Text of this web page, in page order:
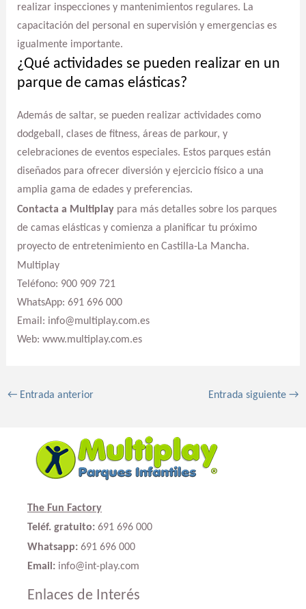
realizar inspecciones y mantenimientos regulares. La
capacitación del personal en supervisión y emergencias es
igualmente importante.
¿Qué actividades se pueden realizar en un
parque de camas elásticas?
Además de saltar, se pueden realizar actividades como
dodgeball, clases de fitness, áreas de parkour, y
celebraciones de eventos especiales. Estos parques están
diseñados para ofrecer diversión y ejercicio físico a una
amplia gama de edades y preferencias.
Contacta a Multiplaypara más detalles sobre los parques
de camas elásticas y comienza a planificar tu próximo
proyecto de entretenimiento en Castilla-La Mancha.
Multiplay
Teléfono: 900 909 721
WhatsApp: 691 696 000
Email: info@multiplay.com.es
Web: www.multiplay.com.es
←Entrada anterior Entrada siguiente→
The Fun Factory
Teléf. gratuito: 691 696 000
Whatsapp: 691 696 000
Email: info@int-play.com
Enlaces de Interés